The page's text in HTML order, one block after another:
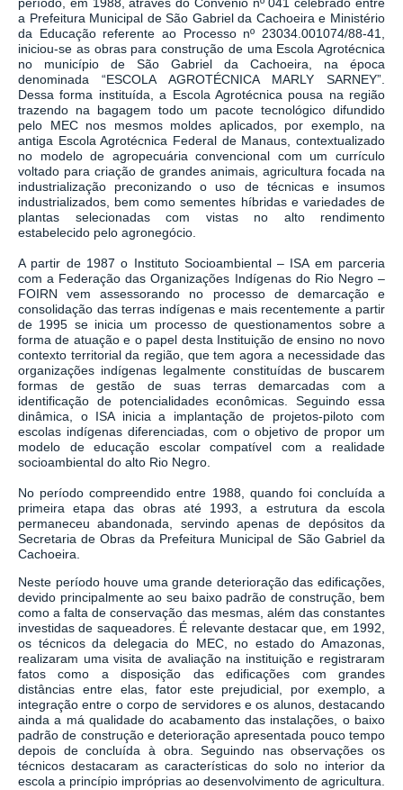
a Prefeitura Municipal de São Gabriel da Cachoeira e Ministério
da Educação referente ao Processo nº 23034.001074/88-41,
iniciou-se as obras para construção de uma Escola Agrotécnica
no município de São Gabriel da Cachoeira, na época
denominada “ESCOLA AGROTÉCNICA MARLY SARNEY”.
Dessa forma instituída, a Escola Agrotécnica pousa na região
trazendo na bagagem todo um pacote tecnológico difundido
pelo MEC nos mesmos moldes aplicados, por exemplo, na
antiga Escola Agrotécnica Federal de Manaus, contextualizado
no modelo de agropecuária convencional com um currículo
voltado para criação de grandes animais, agricultura focada na
industrialização preconizando o uso de técnicas e insumos
industrializados, bem como sementes híbridas e variedades de
plantas selecionadas com vistas no alto rendimento
estabelecido pelo agronegócio.
A partir de 1987 o Instituto Socioambiental – ISA em parceria
com a Federação das Organizações Indígenas do Rio Negro –
FOIRN vem assessorando no processo de demarcação e
consolidação das terras indígenas e mais recentemente a partir
de 1995 se inicia um processo de questionamentos sobre a
forma de atuação e o papel desta Instituição de ensino no novo
contexto territorial da região, que tem agora a necessidade das
organizações indígenas legalmente constituídas de buscarem
formas de gestão de suas terras demarcadas com a
identificação de potencialidades econômicas. Seguindo essa
dinâmica, o ISA inicia a implantação de projetos-piloto com
escolas indígenas diferenciadas, com o objetivo de propor um
modelo de educação escolar compatível com a realidade
socioambiental do alto Rio Negro.
No período compreendido entre 1988, quando foi concluída a
primeira etapa das obras até 1993, a estrutura da escola
permaneceu abandonada, servindo apenas de depósitos da
Secretaria de Obras da Prefeitura Municipal de São Gabriel da
Cachoeira.
Neste período houve uma grande deterioração das edificações,
devido principalmente ao seu baixo padrão de construção, bem
como a falta de conservação das mesmas, além das constantes
investidas de saqueadores. É relevante destacar que, em 1992,
os técnicos da delegacia do MEC, no estado do Amazonas,
realizaram uma visita de avaliação na instituição e registraram
fatos como a disposição das edificações com grandes
distâncias entre elas, fator este prejudicial, por exemplo, a
integração entre o corpo de servidores e os alunos, destacando
ainda a má qualidade do acabamento das instalações, o baixo
padrão de construção e deterioração apresentada pouco tempo
depois de concluída à obra. Seguindo nas observações os
técnicos destacaram as características do solo no interior da
escola a princípio impróprias ao desenvolvimento de agricultura.